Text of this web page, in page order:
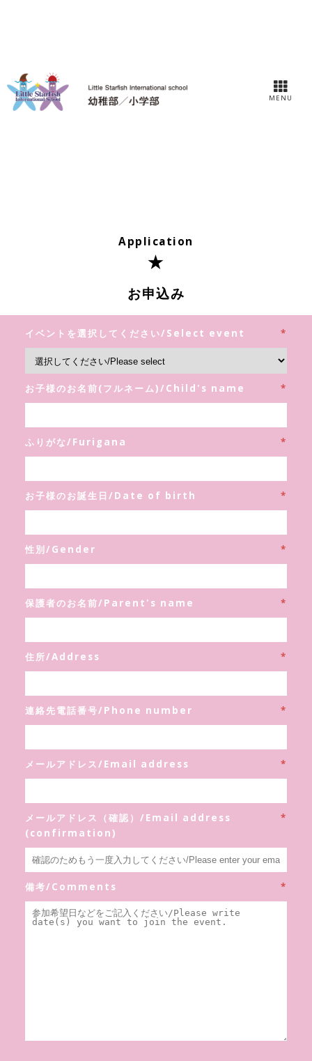
MENU
Application
お申込み
イベントを選択してください/Select event *
お子様のお名前(フルネーム)/Child's name *
ふりがな/Furigana *
お子様のお誕生日/Date of birth *
性別/Gender *
保護者のお名前/Parent's name *
住所/Address *
連絡先電話番号/Phone number *
メールアドレス/Email address *
メールアドレス（確認）/Email address
(confirmation)
*
備考/Comments *